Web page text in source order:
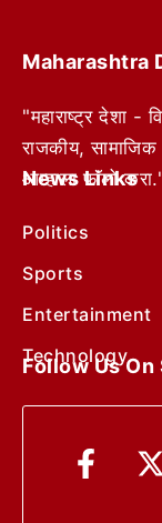
Maharashtra
"महाराष्ट्र देशा -
राजकीय,
आम्हाला फॉलो
News Links
Politics
Sports
Entertainment
Technology
Follow Us